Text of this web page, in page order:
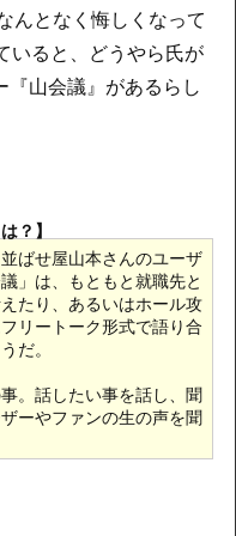
んとなく悔しくなって
いると、どうやら氏が
山会議』があるらし
？】
ばせ屋山本さんのユーザ
」は、もともと就職先と
たり、あるいはホール攻
リートーク形式で語り合
だ。
。話したい事を話し、聞
ーやファンの生の声を聞